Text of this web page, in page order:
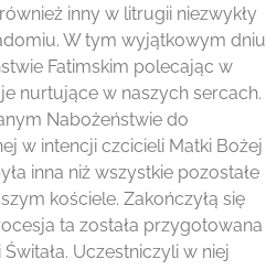
inny w litrugii niezwykły
W tym wyjątkowym dniu
Fatimskim polecając w
nurtujące w naszych sercach.
Nabożeństwie do
w intencji czcicieli Matki Bożej
inna niż wszystkie pozostałe
kościele. Zakończyłą się
ta została przygotowana
Uczestniczyli w niej